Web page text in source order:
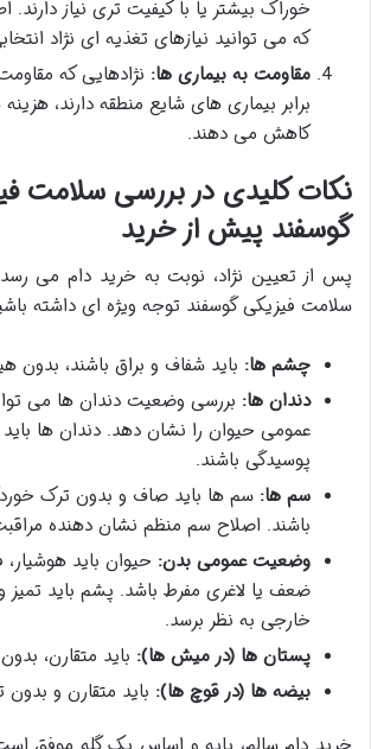
خوراک بیشتر یا با کیفیت تری نیاز دارند.
که می توانید نیازهای تغذیه ای نژاد
مقاومت به بیماری ها: نژادهایی که
برابر بیماری های شایع منطقه دارند،
کاهش می دهند.
نکات کلیدی در بررسی سلامت
گوسفند پیش از خرید
پس از تعیین نژاد، نوبت به خرید دام می
سلامت فیزیکی گوسفند توجه ویژه ای داشته
چشم ها: باید شفاف و براق باشند، بدون
دندان ها: بررسی وضعیت دندان ها می
عمومی حیوان را نشان دهد. دندان ها
پوسیدگی باشند.
سم ها: سم ها باید صاف و بدون ترک
باشند. اصلاح سم منظم نشان دهنده
وضعیت عمومی بدن: حیوان باید
ضعف یا لاغری مفرط باشد. پشم باید
خارجی به نظر برسد.
پستان ها (در میش ها): باید متقارن،
بیضه ها (در قوچ ها): باید متقارن و بدون